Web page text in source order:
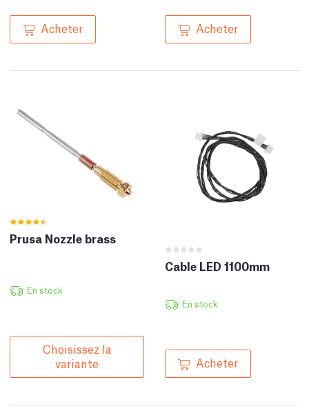
Acheter Acheter
Prusa Nozzle brass
En stock
Choisissez la
variante
Cable LED 1100mm
En stock
Acheter